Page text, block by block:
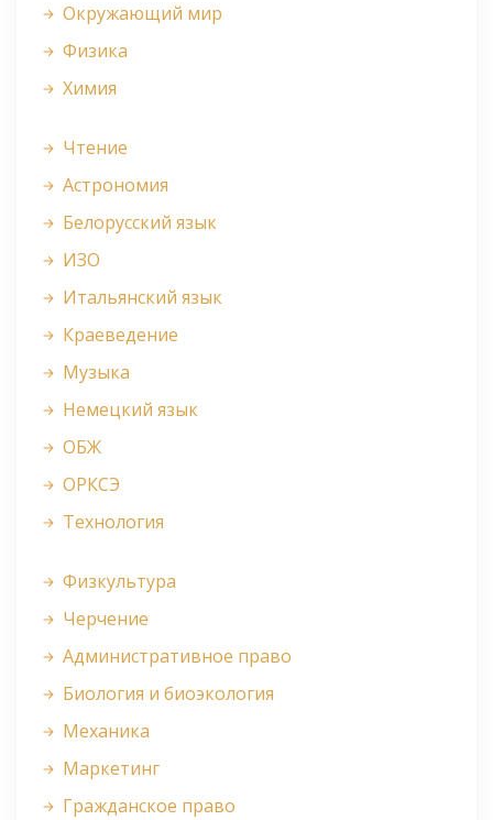
Окружающий мир
Физика
Химия
Чтение
Астрономия
Белорусский язык
ИЗО
Итальянский язык
Краеведение
Музыка
Немецкий язык
ОБЖ
ОРКСЭ
Технология
Физкультура
Черчение
Административное право
Биология и биоэкология
Механика
Маркетинг
Гражданское право